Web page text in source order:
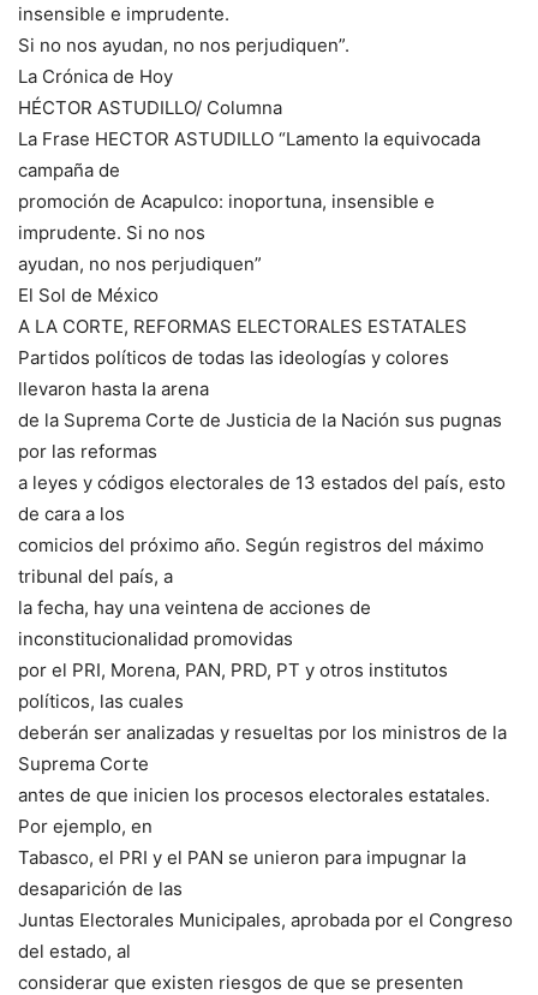
insensible e imprudente.
Si no nos ayudan, no nos perjudiquen”.
La Crónica de Hoy
HÉCTOR ASTUDILLO/ Columna
La Frase HECTOR ASTUDILLO “Lamento la equivocada
campaña de
promoción de Acapulco: inoportuna, insensible e
imprudente. Si no nos
ayudan, no nos perjudiquen”
El Sol de México
A LA CORTE, REFORMAS ELECTORALES ESTATALES
Partidos políticos de todas las ideologías y colores
llevaron hasta la arena
de la Suprema Corte de Justicia de la Nación sus pugnas
por las reformas
a leyes y códigos electorales de 13 estados del país, esto
de cara a los
comicios del próximo año. Según registros del máximo
tribunal del país, a
la fecha, hay una veintena de acciones de
inconstitucionalidad promovidas
por el PRI, Morena, PAN, PRD, PT y otros institutos
políticos, las cuales
deberán ser analizadas y resueltas por los ministros de la
Suprema Corte
antes de que inicien los procesos electorales estatales.
Por ejemplo, en
Tabasco, el PRI y el PAN se unieron para impugnar la
desaparición de las
Juntas Electorales Municipales, aprobada por el Congreso
del estado, al
considerar que existen riesgos de que se presenten